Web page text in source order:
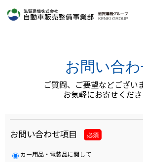
お問い合
ご質問、ご要望などござい
お気軽にお寄せくださ
お問い合わせ項目 必須
カー用品・電装品に関して